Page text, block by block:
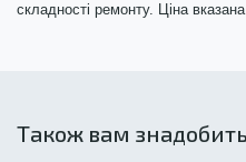
складності ремонту. Ціна
Також вам